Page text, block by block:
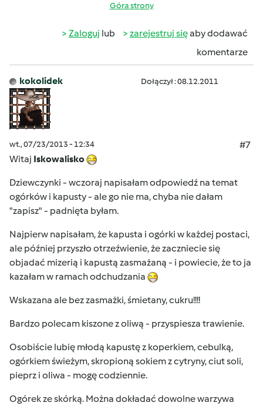
Góra strony
Zaloguj lub zarejestruj sięaby dodawać
komentarze
kokolidek Dołączył : 08.12.2011
wt., 07/23/2013 - 12:34
#7
Witaj Iskowalisko
Dziewczynki - wczoraj napisałam odpowiedź na temat
ogórków i kapusty - ale go nie ma, chyba nie dałam
"zapisz" - padnięta byłam.
Najpierw napisałam, że kapusta i ogórki w każdej postaci,
ale później przyszło otrzeźwienie, że zaczniecie się
objadać mizerią i kapustą zasmażaną - i powiecie, że to ja
kazałam w ramach odchudzania
Wskazana ale bez zasmażki, śmietany, cukru!!!!
Bardzo polecam kiszone z oliwą - przyspiesza trawienie.
Osobiście lubię młodą kapustę z koperkiem, cebulką,
ogórkiem świeżym, skropioną sokiem z cytryny, ciut soli,
pieprz i oliwa - mogę codziennie.
Ogórek ze skórką. Można dokładać dowolne warzywa